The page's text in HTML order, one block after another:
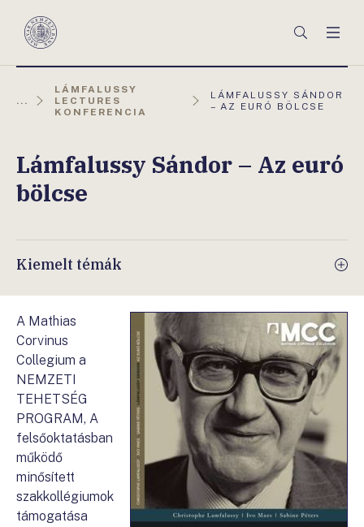
Magyar
Keresés
...
LÁMFALUSSY
LECTURES
KONFERENCIA
AKTUÁLIS
OLDAL:
LÁMFALUSSY SÁNDOR
– AZ EURÓ BÖLCSE
Lámfalussy Sándor – Az euró
bölcse
Kiemelt témák
A Mathias
Corvinus
Collegium a
NEMZETI
TEHETSÉG
PROGRAM, A
felsőoktatásban
működő
minősített
szakkollégiumok
támogatása